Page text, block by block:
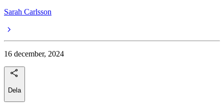
Sarah Carlsson
16 december, 2024
Dela